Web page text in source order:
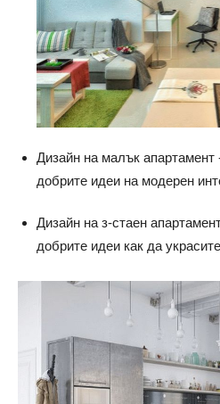
Дизайн на малък апартамент
добрите идеи на модерен
Дизайн на з-стаен
добрите идеи как да